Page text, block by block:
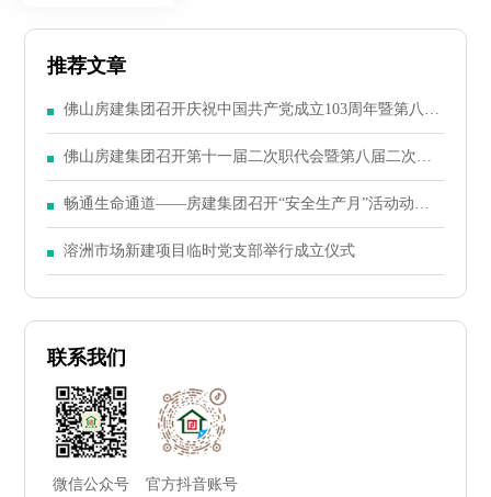
推荐文章
佛山房建集团召开庆祝中国共产党成立103周年暨第八届
二次党员大会
佛山房建集团召开第十一届二次职代会暨第八届二次股
东大会
畅通生命通道——房建集团召开“安全生产月”活动动员
大会
溶洲市场新建项目临时党支部举行成立仪式
联系我们
微信公众号 官方抖音账号